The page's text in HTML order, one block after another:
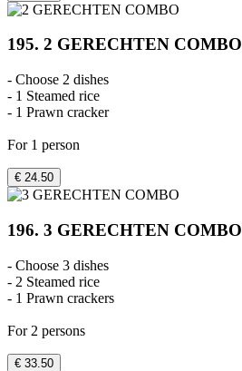
195. 2 GERECHTEN COMBO
- Choose 2 dishes
- 1 Steamed rice
- 1 Prawn cracker
For 1 person
€ 24.50
196. 3 GERECHTEN COMBO
- Choose 3 dishes
- 2 Steamed rice
- 1 Prawn crackers
For 2 persons
€ 33.50